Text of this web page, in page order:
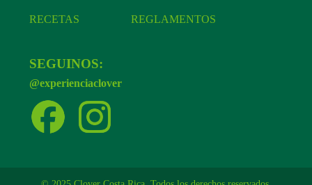
RECETAS REGLAMENTOS
SEGUINOS:
@experienciaclover